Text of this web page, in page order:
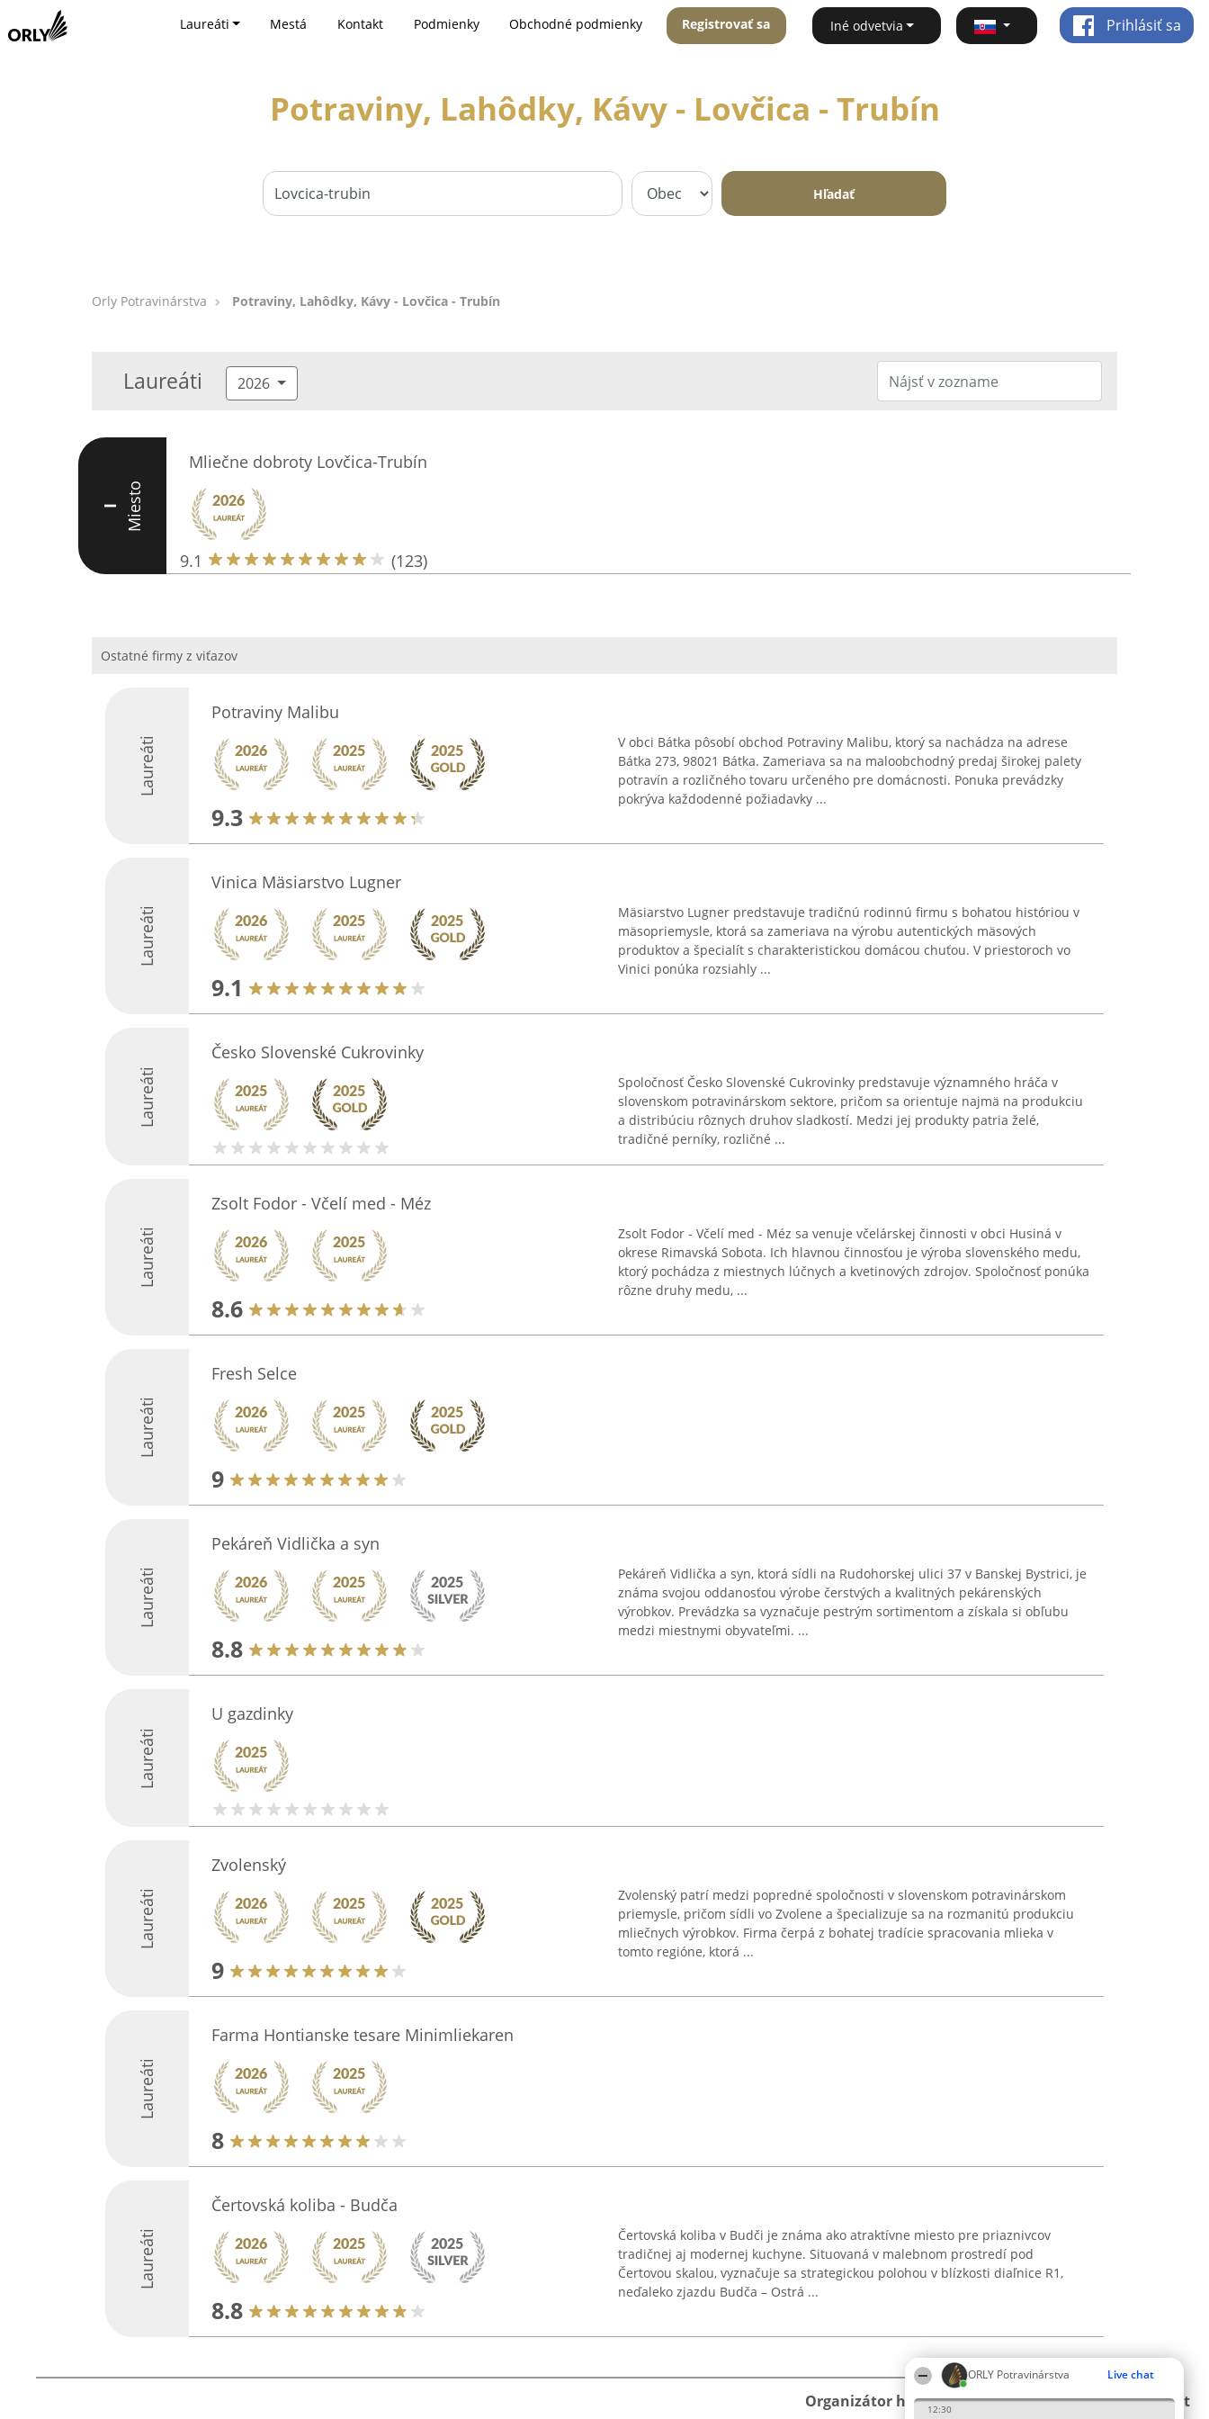
ORLY Potravinárstva Live chat
12:30
Laureáti Mestá Kontakt Podmienky Obchodné podmienky Registrovať sa Iné odvetvia Prihlásiť sa
Potraviny, Lahôdky, Kávy - Lovčica - Trubín
Hľadať
Orly Potravinárstva Potraviny, Lahôdky, Kávy - Lovčica - Trubín
Laureáti 2026
I Miesto
Mliečne dobroty Lovčica-Trubín
9.1 (123)
Ostatné firmy z viťazov
Laureáti
Potraviny Malibu
9.3
V obci Bátka pôsobí obchod Potraviny Malibu, ktorý sa nachádza na adrese
Bátka 273, 98021 Bátka. Zameriava sa na maloobchodný predaj širokej palety
potravín a rozličného tovaru určeného pre domácnosti. Ponuka prevádzky
pokrýva každodenné požiadavky ...
Laureáti
Vinica Mäsiarstvo Lugner
9.1
Mäsiarstvo Lugner predstavuje tradičnú rodinnú firmu s bohatou históriou v
mäsopriemysle, ktorá sa zameriava na výrobu autentických mäsových
produktov a špecialít s charakteristickou domácou chuťou. V priestoroch vo
Vinici ponúka rozsiahly ...
Laureáti
Česko Slovenské Cukrovinky
Spoločnosť Česko Slovenské Cukrovinky predstavuje významného hráča v
slovenskom potravinárskom sektore, pričom sa orientuje najmä na produkciu
a distribúciu rôznych druhov sladkostí. Medzi jej produkty patria želé,
tradičné perníky, rozličné ...
Laureáti
Zsolt Fodor - Včelí med - Méz
8.6
Zsolt Fodor - Včelí med - Méz sa venuje včelárskej činnosti v obci Husiná v
okrese Rimavská Sobota. Ich hlavnou činnosťou je výroba slovenského medu,
ktorý pochádza z miestnych lúčnych a kvetinových zdrojov. Spoločnosť ponúka
rôzne druhy medu, ...
Laureáti
Fresh Selce
9
Laureáti
Pekáreň Vidlička a syn
8.8
Pekáreň Vidlička a syn, ktorá sídli na Rudohorskej ulici 37 v Banskej Bystrici, je
známa svojou oddanosťou výrobe čerstvých a kvalitných pekárenských
výrobkov. Prevádzka sa vyznačuje pestrým sortimentom a získala si obľubu
medzi miestnymi obyvateľmi. ...
Laureáti
U gazdinky
Laureáti
Zvolenský
9
Zvolenský patrí medzi popredné spoločnosti v slovenskom potravinárskom
priemysle, pričom sídli vo Zvolene a špecializuje sa na rozmanitú produkciu
mliečnych výrobkov. Firma čerpá z bohatej tradície spracovania mlieka v
tomto regióne, ktorá ...
Laureáti
Farma Hontianske tesare Minimliekaren
8
Laureáti
Čertovská koliba - Budča
8.8
Čertovská koliba v Budči je známa ako atraktívne miesto pre priaznivcov
tradičnej aj modernej kuchyne. Situovaná v malebnom prostredí pod
Čertovou skalou, vyznačuje sa strategickou polohou v blízkosti diaľnice R1,
neďaleko zjazdu Budča – Ostrá ...
Organizátor hodnotenia Hodnotenie Kontakt